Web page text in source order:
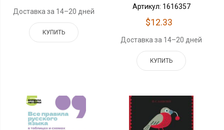
Доставка за 14–20 дней
КУПИТЬ
Артикул: 1616357
$12.33
Доставка за 14–20 дней
КУПИТЬ